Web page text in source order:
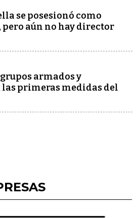
se posesionó como
aún no hay director
armados y
las primeras medidas del